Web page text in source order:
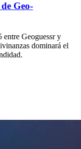
Geo-
Geoguessr y
dominará el